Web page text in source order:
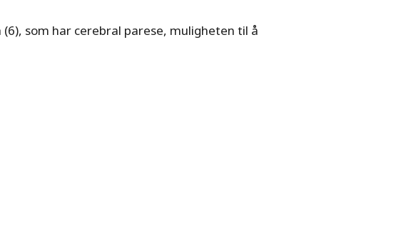
som har cerebral parese, muligheten til å